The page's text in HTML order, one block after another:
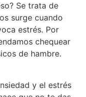
Se trata de
surge cuando
estrés. Por
chequear
de hambre.
y el estrés